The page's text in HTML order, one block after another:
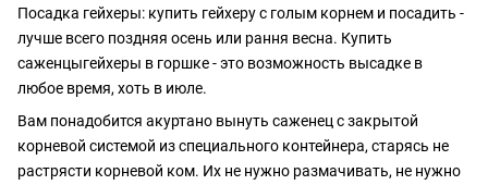
Посадка гейхеры: купить гейхеру с голым корнем и посадить -
лучше всего поздняя осень или рання весна. Купить
саженцыгейхеры в горшке - это возможность высадке в
любое время, хоть в июле.
Вам понадобится акуртано вынуть саженец с закрытой
корневой системой из специального контейнера, старясь не
растрясти корневой ком. Их не нужно размачивать, не нужно